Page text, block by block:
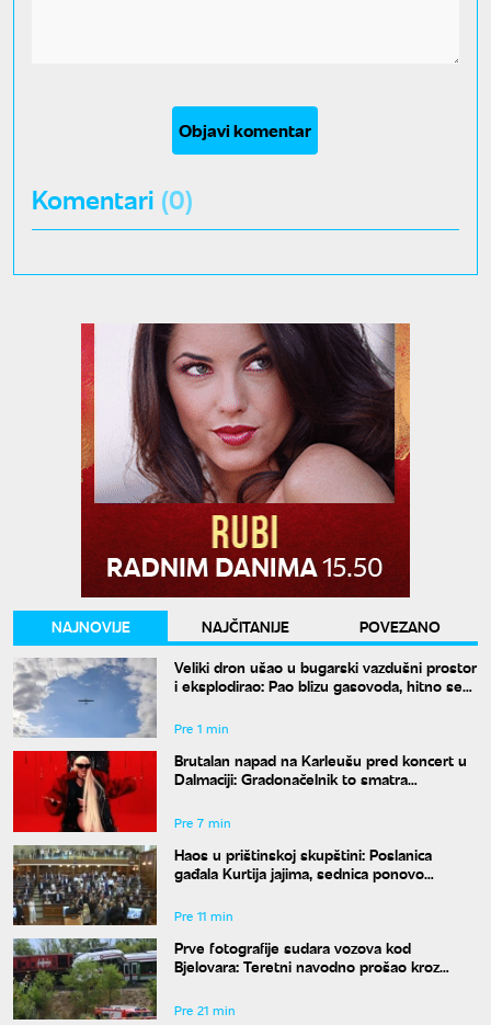
Objavi komentar
Komentari (0)
NAJNOVIJE NAJČITANIJE
POVEZANO
Veliki dron ušao u bugarski vazdušni prostor
i eksplodirao: Pao blizu gasovoda, hitno se
Pre 1 min
Brutalan napad na Karleušu pred koncert u
Dalmaciji: Gradonačelnik to smatra
Pre 7 min
Haos u prištinskoj skupštini: Poslanica
gađala Kurtija jajima, sednica ponovo
Pre 11 min
Prve fotografije sudara vozova kod
Bjelovara: Teretni navodno prošao kroz
Pre 21 min